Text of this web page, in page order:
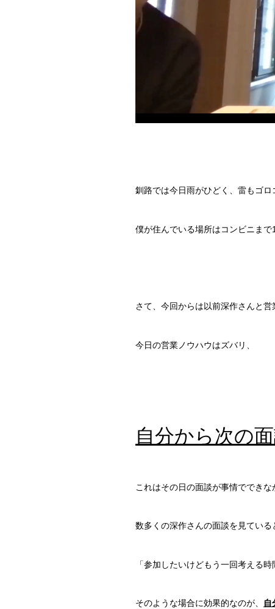
釧路では今日雨がひどく、雷もゴロ
僕が住んでいる場所はコンビニま
さて、今回からは以前深作さんと
今日の営業ノウハウはズバリ、
自分から次の
これはその日の面談が事情ででき
数多くの深作さんの面談を見てい
「参加したいけどもう一回考える
そのような場合に効果的なのが、 自